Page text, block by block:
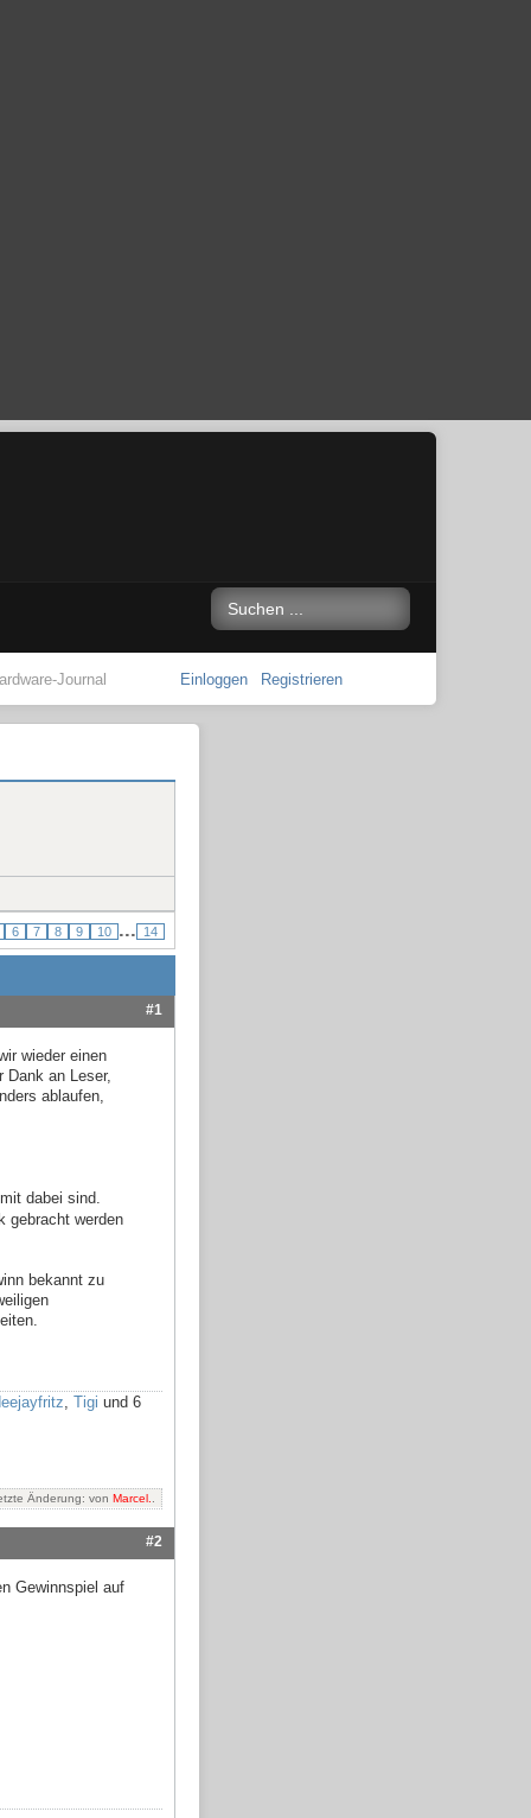
Journal Einloggen Registrieren
6 7 8 9 10 ... 14
#1
wieder einen
Dank an Leser,
ablaufen,
dabei sind.
gebracht werden
bekannt zu
, Tigi und 6
Änderung: von Marcel..
#2
Gewinnspiel auf